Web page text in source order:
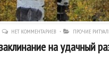
НЕТ КОММЕНТАРИЕВ ПРОЧИЕ
на удачный